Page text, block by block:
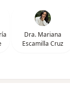
Dra. Mariana
Escamilla Cruz